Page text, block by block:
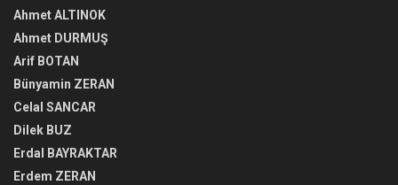
Ahmet ALTINOK
Ahmet DURMUŞ
Arif BOTAN
Bünyamin ZERAN
Celal SANCAR
Dilek BUZ
Erdal BAYRAKTAR
Erdem ZERAN